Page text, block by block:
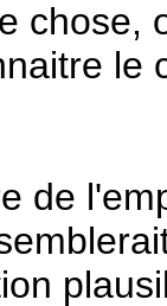
chose,
le
de